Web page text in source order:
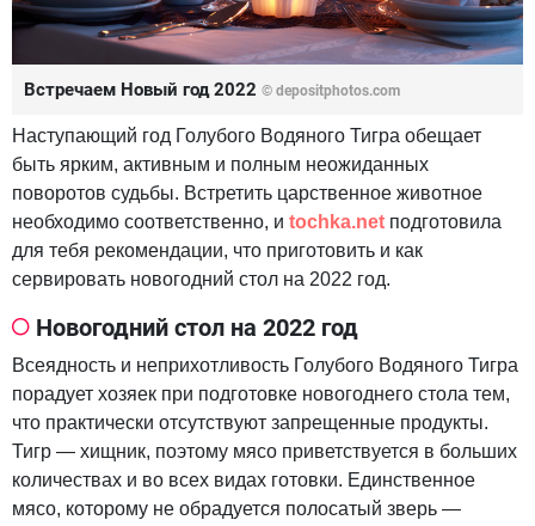
Встречаем Новый год 2022 © depositphotos.com
Наступающий год Голубого Водяного Тигра обещает
быть ярким, активным и полным неожиданных
поворотов судьбы. Встретить царственное животное
необходимо соответственно, и tochka.net подготовила
для тебя рекомендации, что приготовить и как
сервировать новогодний стол на 2022 год.
Новогодний стол на 2022 год
Всеядность и неприхотливость Голубого Водяного Тигра
порадует хозяек при подготовке новогоднего стола тем,
что практически отсутствуют запрещенные продукты.
Тигр — хищник, поэтому мясо приветствуется в больших
количествах и во всех видах готовки. Единственное
мясо, которому не обрадуется полосатый зверь —